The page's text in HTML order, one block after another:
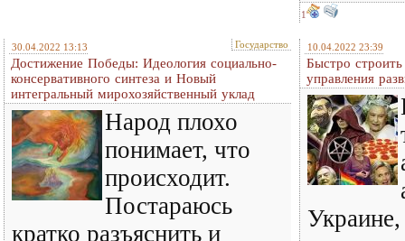
1
30.04.2022 13:13 Государство
Достижение Победы: Идеология социально-
консервативного синтеза и Новый
интегральный мирохозяйственный уклад
Народ плохо
понимает, что
происходит.
Постараюсь
кратко разъяснить и
10.04.2022 23:39
Быстро
управления